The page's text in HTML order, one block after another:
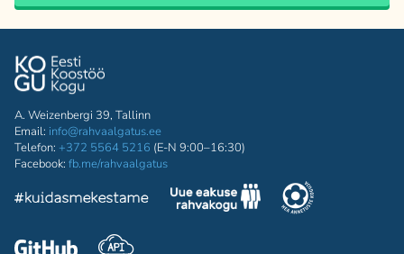
A. Weizenbergi 39, Tallinn
Email: info@rahvaalgatus.ee
Telefon: +372 5564 5216 (E-N 9:00–16:30)
Facebook: fb.me/rahvaalgatus